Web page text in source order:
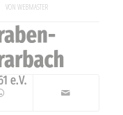
VONWEBMASTER